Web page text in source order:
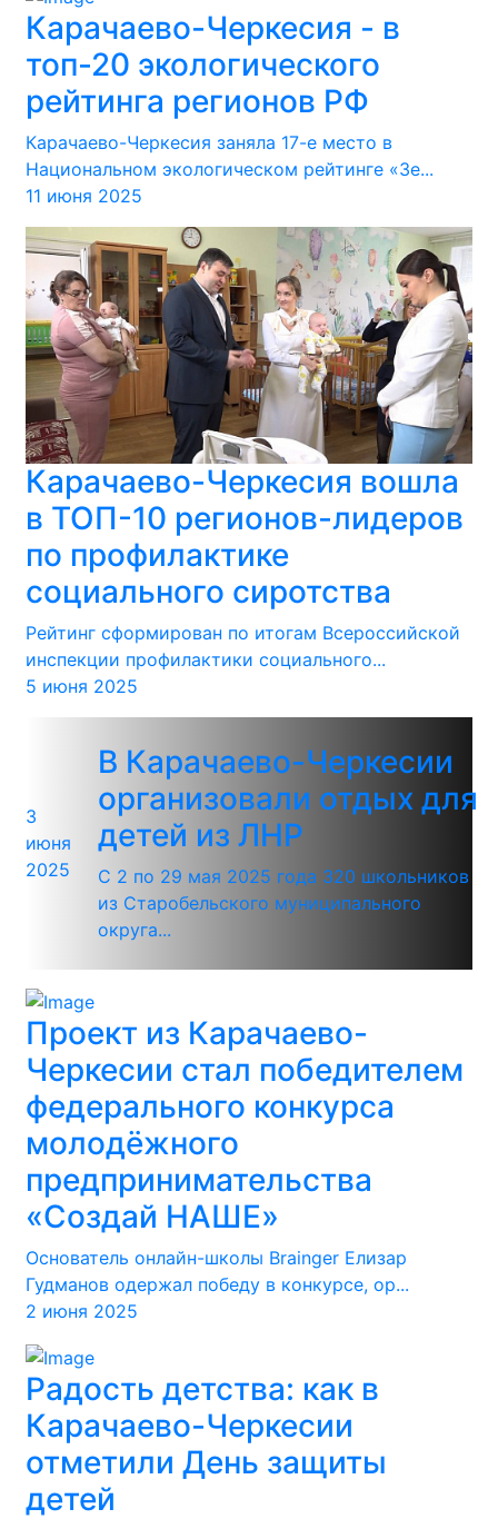
Карачаево-Черкесия - в
топ-20 экологического
рейтинга регионов РФ
Карачаево-Черкесия заняла 17-е место в
Национальном экологическом рейтинге «Зе...
11 июня 2025
Карачаево-Черкесия вошла
в ТОП-10 регионов-лидеров
по профилактике
социального сиротства
Рейтинг сформирован по итогам Всероссийской
инспекции профилактики социального...
5 июня 2025
3
июня
2025
В Карачаево-Черкесии
организовали отдых для
детей из ЛНР
С 2 по 29 мая 2025 года 320 школьников
из Старобельского муниципального
округа...
Проект из Карачаево-
Черкесии стал победителем
федерального конкурса
молодёжного
предпринимательства
«Создай НАШЕ»
Основатель онлайн-школы Brainger Елизар
Гудманов одержал победу в конкурсе, ор...
2 июня 2025
Радость детства: как в
Карачаево-Черкесии
отметили День защиты
детей